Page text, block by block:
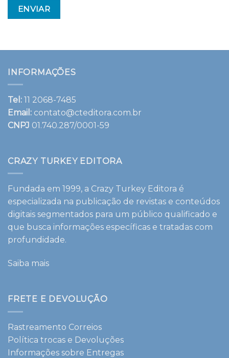
INFORMAÇÕES
Tel: 11 2068-7485
Email: contato@cteditora.com.br
CNPJ 01.740.287/0001-59
CRAZY TURKEY EDITORA
Fundada em 1999, a Crazy Turkey Editora é
especializada na publicação de revistas e conteúdos
digitais segmentados para um público qualificado e
que busca informações específicas e tratadas com
profundidade.
Saiba mais
FRETE E DEVOLUÇÃO
Rastreamento Correios
Política trocas e Devoluções
Informações sobre Entregas